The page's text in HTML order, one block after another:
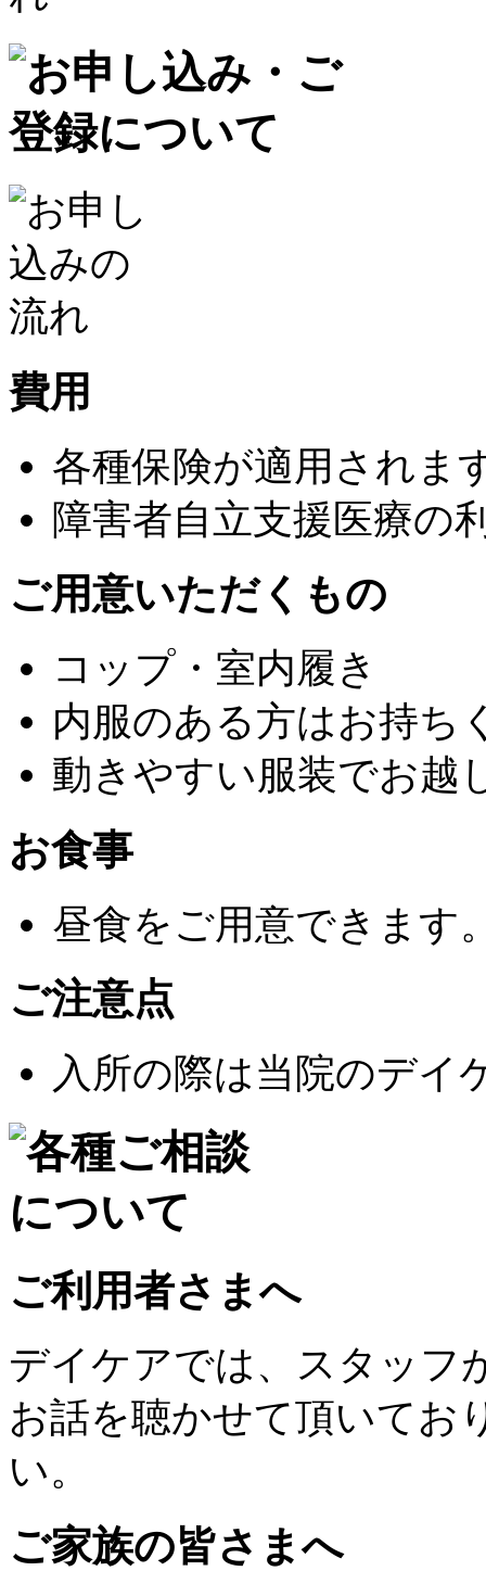
費用
各種保険が適用されま
障害者自立支援医療の
ご用意いただくもの
コップ・室内履き
内服のある方はお持ち
動きやすい服装でお越
お食事
昼食をご用意できます
ご注意点
入所の際は当院のデイ
ご利用者さまへ
デイケアでは、スタッフ
お話を聴かせて頂いてお
い。
ご家族の皆さまへ